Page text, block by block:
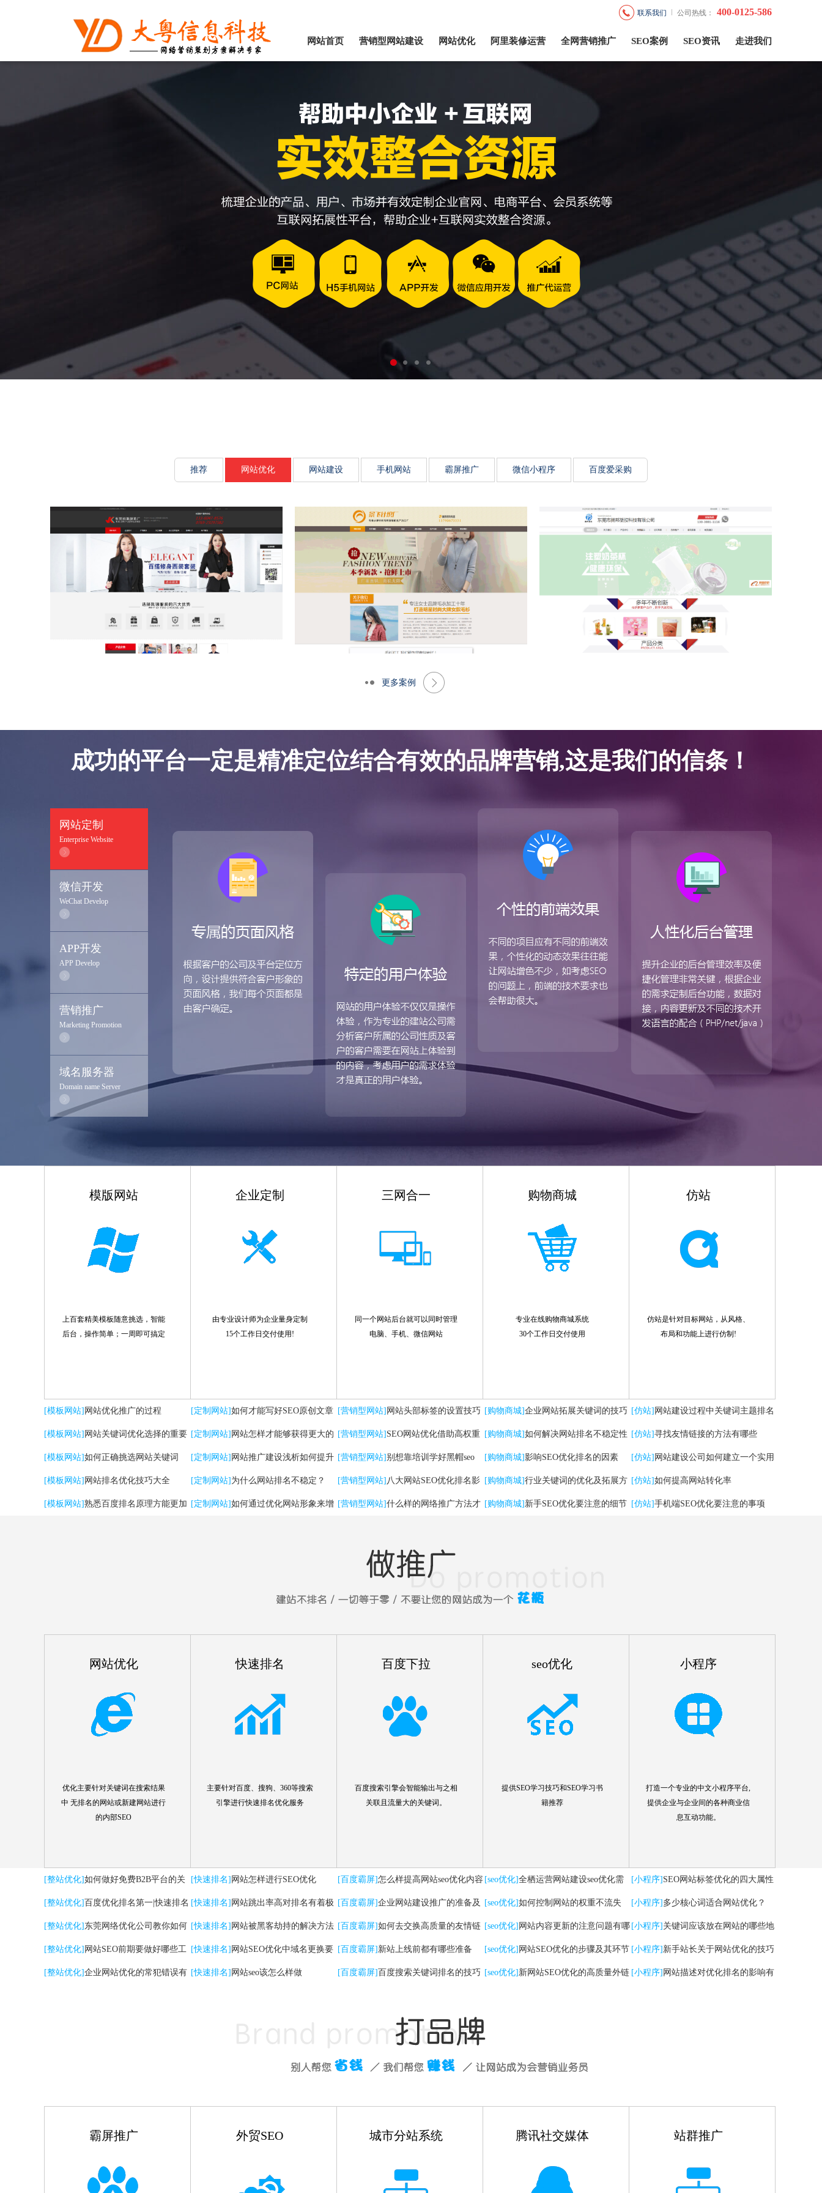
网站首页 营销型网站建设 网站优化 阿里装修运营 全网营销推广 SEO案例 SEO资讯 走进我们
联系我们 公司热线： 400-0125-586
推荐 网站优化 网站建设 手机网站 霸屏推广 微信小程序 百度爱采购
网站优化案例-大朗景飞针织厂
更多案例
成功的平台一定是精准定位结合有效的品牌营销,这是我们的信条！
网站定制
Enterprise Website
微信开发
WeChat Develop
APP开发
APP Develop
营销推广
Marketing Promotion
域名服务器
Domain name Server
模版网站
上百套精美模板随意挑选，智能
后台，操作简单；一周即可搞定
企业定制
由专业设计师为企业量身定制
15个工作日交付使用!
三网合一
同一个网站后台就可以同时管理
电脑、手机、微信网站
购物商城
专业在线购物商城系统
30个工作日交付使用
仿站
仿站是针对目标网站，从风格、
布局和功能上进行仿制!
[模板网站] 网站优化推广的过程
[模板网站] 网站关键词优化选择的重要
性
[模板网站]如何正确挑选网站关键词
[模板网站] 网站排名优化技巧大全
[模板网站]熟悉百度排名原理方能更加
[定制网站]如何才能写好SEO原创文章
[定制网站] 网站怎样才能够获得更大的
流量？
[定制网站] 网站推广建设浅析如何提升
用户体验
[定制网站] 为什么网站排名不稳定？
[定制网站]如何通过优化网站形象来增
[营销型网站] 网站头部标签的设置技巧
及优化方法
[营销型网站] SEO网站优化借助高权重
自媒体平台实现快速排名
[营销型网站]别想靠培训学好黑帽seo
[营销型网站] 八大网站SEO优化排名影
响因素
[营销型网站]什么样的网络推广方法才
[购物商城]企业网站拓展关键词的技巧
有哪些
[购物商城]如何解决网站排名不稳定性
[购物商城]影响SEO优化排名的因素
[购物商城]行业关键词的优化及拓展方
法
[购物商城] 新手SEO优化要注意的细节
[仿站] 网站建设过程中关键词主题排名
掉了，怎么办？
[仿站]寻找友情链接的方法有哪些
[仿站] 网站建设公司如何建立一个实用
的网站
[仿站]如何提高网站转化率
[仿站]手机端SEO优化要注意的事项
网站优化
优化主要针对关键词在搜索结果
中 无排名的网站或新建网站进行
的内部SEO
快速排名
主要针对百度、搜狗、360等搜索
引擎进行快速排名优化服务
百度下拉
百度搜索引擎会智能输出与之相
关联且流量大的关键词。
seo优化
提供SEO学习技巧和SEO学习书
籍推荐
小程序
打造一个专业的中文小程序平台,
提供企业与企业间的各种商业信
息互动功能。
[整站优化]如何做好免费B2B平台的关
键词优化推广
[整站优化]百度优化排名第一|快速排名
关键词|自然排名优化
[整站优化] 东莞网络优化公司教你如何
提升网站转化率
[整站优化] 网站SEO前期要做好哪些工
作
[整站优化]企业网站优化的常犯错误有
[快速排名] 网站怎样进行SEO优化
[快速排名] 网站跳出率高对排名有着极
高的影响
[快速排名] 网站被黑客劫持的解决方法
[快速排名] 网站SEO优化中域名更换要
点
[快速排名] 网站seo该怎么样做
[百度霸屏]怎么样提高网站seo优化内容
[百度霸屏]企业网站建设推广的准备及
检查工作
[百度霸屏]如何去交换高质量的友情链
接
[百度霸屏] 新站上线前都有哪些准备
[百度霸屏]百度搜索关键词排名的技巧
[seo优化]全栖运营网站建设seo优化需
要注意哪些问题
[seo优化]如何控制网站的权重不流失
[seo优化] 网站内容更新的注意问题有哪
些
[seo优化] 网站SEO优化的步骤及其环节
有哪些
[seo优化] 新网站SEO优化的高质量外链
[小程序] SEO网站标签优化的四大属性
分析
[小程序] 多少核心词适合网站优化？
[小程序] 关键词应该放在网站的哪些地
方
[小程序] 新手站长关于网站优化的技巧
有哪些
[小程序] 网站描述对优化排名的影响有
霸屏推广 外贸SEO 城市分站系统 腾讯社交媒体 站群推广